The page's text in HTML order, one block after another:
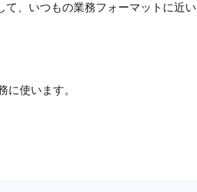
、いつもの業務フォーマットに近
に使います。